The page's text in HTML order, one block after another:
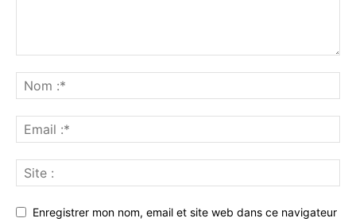
Enregistrer mon nom, email et site web dans ce navigateur